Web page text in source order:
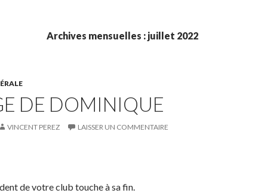
Archives mensuelles : juillet 2022
DE DOMINIQUE
VINCENT PEREZ LAISSER UN COMMENTAIRE
de votre club touche à sa fin.